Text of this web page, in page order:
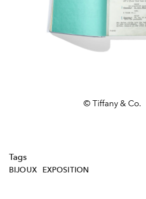
© Tiffany & Co.
Tags
BIJOUX EXPOSITION